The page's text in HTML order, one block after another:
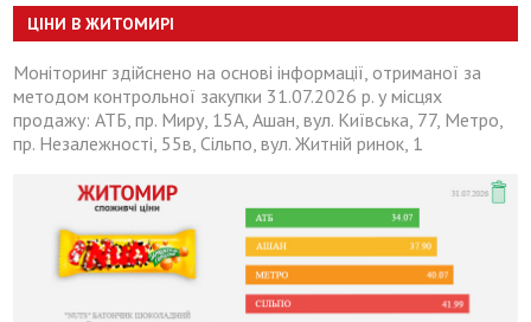
ЦІНИ В ЖИТОМИРІ
Моніторинг здійснено на основі інформації, отриманої за
методом контрольної закупки 31.07.2026 р. у місцях
продажу: АТБ, пр. Миру, 15А, Ашан, вул. Київська, 77, Метро,
пр. Незалежності, 55в, Сільпо, вул. Житній ринок, 1